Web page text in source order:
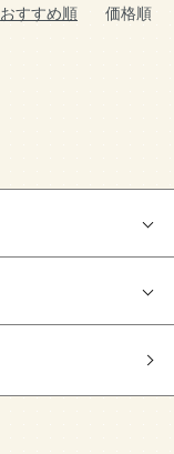
おすすめ順 価格順